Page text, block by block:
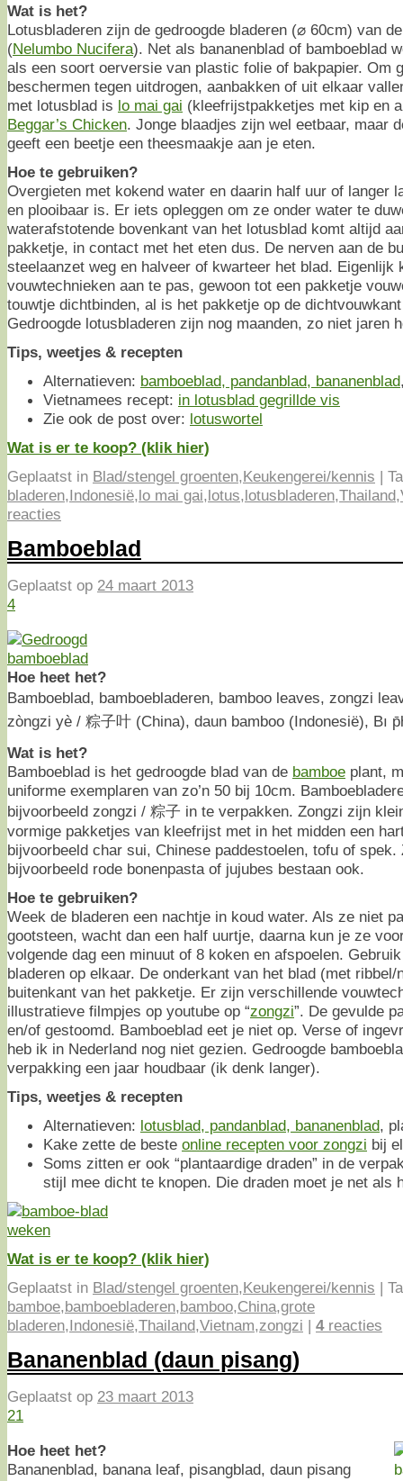
Wat is het?
Lotusbladeren zijn de gedroogde bladeren (⌀ 60cm) van
(Nelumbo Nucifera). Net als bananenblad of bamboeblad
als een soort oerversie van plastic folie of bakpapier. Om
beschermen tegen uitdrogen, aanbakken of uit elkaar
met lotusblad is lo mai gai (kleefrijstpakketjes met kip en
Beggar’s Chicken. Jonge blaadjes zijn wel eetbaar, maar
geeft een beetje een theesmaakje aan je eten.
Hoe te gebruiken?
Overgieten met kokend water en daarin half uur of langer
en plooibaar is. Er iets opleggen om ze onder water te
waterafstotende bovenkant van het lotusblad komt altijd
pakketje, in contact met het eten dus. De nerven aan de
steelaanzet weg en halveer of kwarteer het blad. Eigenlijk
vouwtechnieken aan te pas, gewoon tot een pakketje
touwtje dichtbinden, al is het pakketje op de
Gedroogde lotusbladeren zijn nog maanden, zo niet jaren
Tips, weetjes & recepten
Alternatieven: bamboeblad, pandanblad, bananenblad
Vietnamees recept: in lotusblad gegrillde vis
Zie ook de post over: lotuswortel
Wat is er te koop? (klik hier)
Geplaatst in Blad/stengel groenten,Keukengerei/kennis |
bladeren,Indonesië,lo mai gai,lotus,lotusbladeren,Thailand,
reacties
Bamboeblad
Geplaatst op 24 maart 2013
4
Hoe heet het?
Bamboeblad, bamboebladeren, bamboo leaves, zongzi
zòngzi yè / 粽子叶 (China), daun bamboo (Indonesië), Bı
Wat is het?
Bamboeblad is het gedroogde blad van de bamboe plant,
uniforme exemplaren van zo’n 50 bij 10cm.
bijvoorbeeld zongzi / 粽子 in te verpakken. Zongzi zijn
vormige pakketjes van kleefrijst met in het midden een
bijvoorbeeld char sui, Chinese paddestoelen, tofu of spek.
bijvoorbeeld rode bonenpasta of jujubes bestaan ook.
Hoe te gebruiken?
Week de bladeren een nachtje in koud water. Als ze niet
gootsteen, wacht dan een half uurtje, daarna kun je ze
volgende dag een minuut of 8 koken en afspoelen.
bladeren op elkaar. De onderkant van het blad (met
buitenkant van het pakketje. Er zijn verschillende
illustratieve filmpjes op youtube op “zongzi”. De gevulde
en/of gestoomd. Bamboeblad eet je niet op. Verse of
heb ik in Nederland nog niet gezien. Gedroogde
verpakking een jaar houdbaar (ik denk langer).
Tips, weetjes & recepten
Alternatieven: lotusblad, pandanblad, bananenblad,
Kake zette de beste online recepten voor zongzi bij
Soms zitten er ook “plantaardige draden” in de
stijl mee dicht te knopen. Die draden moet je net als
Wat is er te koop? (klik hier)
Geplaatst in Blad/stengel groenten,Keukengerei/kennis |
bamboe,bamboebladeren,bamboo,China,grote
bladeren,Indonesië,Thailand,Vietnam,zongzi | 4reacties
Bananenblad (daun pisang)
Geplaatst op 23 maart 2013
21
Hoe heet het?
Bananenblad, banana leaf, pisangblad, daun pisang